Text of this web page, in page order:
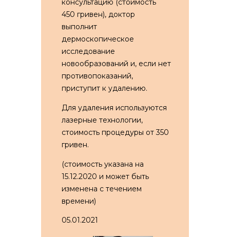
консультацию (стоимость
450 гривен), доктор
выполнит
дермоскопическое
исследование
новообразований и, если нет
противопоказаний,
приступит к удалению.
Для удаления используются
лазерные технологии,
стоимость процедуры от 350
гривен.
(стоимость указана на
15.12.2020 и может быть
изменена с течением
времени)
05.01.2021